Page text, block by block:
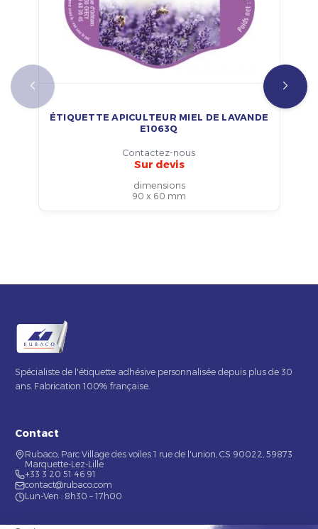
ÉTIQUETTE APICULTEUR MIEL DE LAVANDE
E1063Q
Contactez-nous
Sur devis
dimensions
90 x 60 mm
Spécialiste de l'étiquette adhésive personnalisée depuis plus de 30
ans. Fabrication 100% française.
Contact
Rubaco, Parc Village des voiles 1 rue de l'union, CS 90022, 59873
Marquette-Lez-Lille
+33 3 20 51 46 91
contact@rubaco.com
Lun-Ven : 8h30 – 17h00